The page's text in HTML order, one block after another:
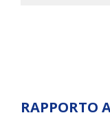
RAPPORTO